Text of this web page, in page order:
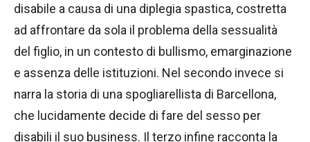
disabile a causa di una diplegia spastica, costretta
ad affrontare da sola il problema della sessualità
del figlio, in un contesto di bullismo, emarginazione
e assenza delle istituzioni. Nel secondo invece si
narra la storia di una spogliarellista di Barcellona,
che lucidamente decide di fare del sesso per
disabili il suo business. Il terzo infine racconta la